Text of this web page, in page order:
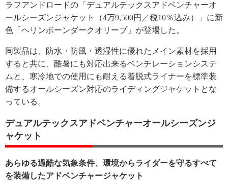
ラフアンドロードの「デュアルテックスアドベンチャーオ
ールシーズンジャケット（4万9,500円／税10％込み）」に新
色「ヘリンボーンダークオリーブ」が登場した。
同製品は、防水・防風・透湿性に優れたメイン素材を採用
すると共に、酷暑にも対応出来るベンチレーションシステ
ムと、寒冷地での使用にも耐える着脱式ライナーを標準装
備するオールシーズン対応のライディングジャケットとな
っている。
デュアルテックスアドベンチャーオールシーズンジ
ャケット
あらゆる過酷な気象条件、環境からライダーを守るすべて
を装備したアドベンチャージャケット